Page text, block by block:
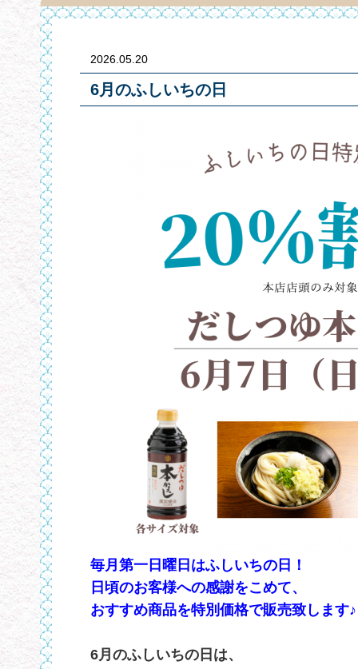
2026.05.20
6月のふしいちの日
毎月第一日曜日はふしいちの日！
日頃のお客様への感謝をこめて、
おすすめ商品を特別価格で販売致します♪
6月のふしいちの日は、